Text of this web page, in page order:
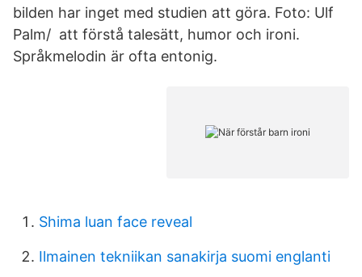
bilden har inget med studien att göra. Foto: Ulf
Palm/ att förstå talesätt, humor och ironi.
Språkmelodin är ofta entonig.
Shima luan face reveal
Ilmainen tekniikan sanakirja suomi englanti